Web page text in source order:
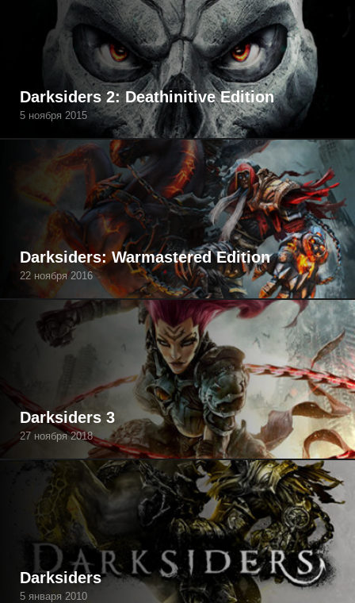
Darksiders 2: Deathinitive Edition
5 ноября 2015
Darksiders: Warmastered Edition
22 ноября 2016
Darksiders 3
27 ноября 2018
Darksiders
5 января 2010